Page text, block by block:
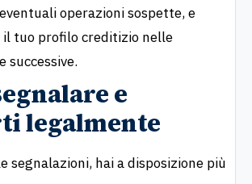
operazioni sospette, e
tuo profilo creditizio nelle
successive.
e
legalmente
segnalazioni, hai a disposizione più